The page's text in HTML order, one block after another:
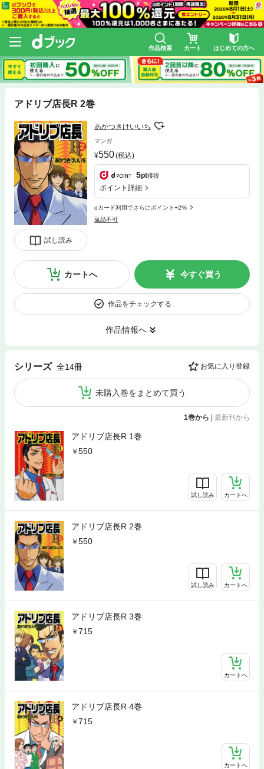
作品検索 カート はじめての方へ
アドリブ店長R 2巻
試し読み
あかつきけいいち
マンガ
550(税込)
5pt獲得
ポイント詳細
dカード利用でさらにポイント+2%
返品不可
カートへ 今すぐ買う
作品をチェックする
作品情報へ
シリーズ 全14冊 お気に入り登録
未購入巻をまとめて買う
1巻から | 最新刊から
アドリブ店長R 1巻
550
試し読み カートへ
アドリブ店長R 2巻
550
試し読み カートへ
アドリブ店長R 3巻
715
カートへ
アドリブ店長R 4巻
715
カートへ